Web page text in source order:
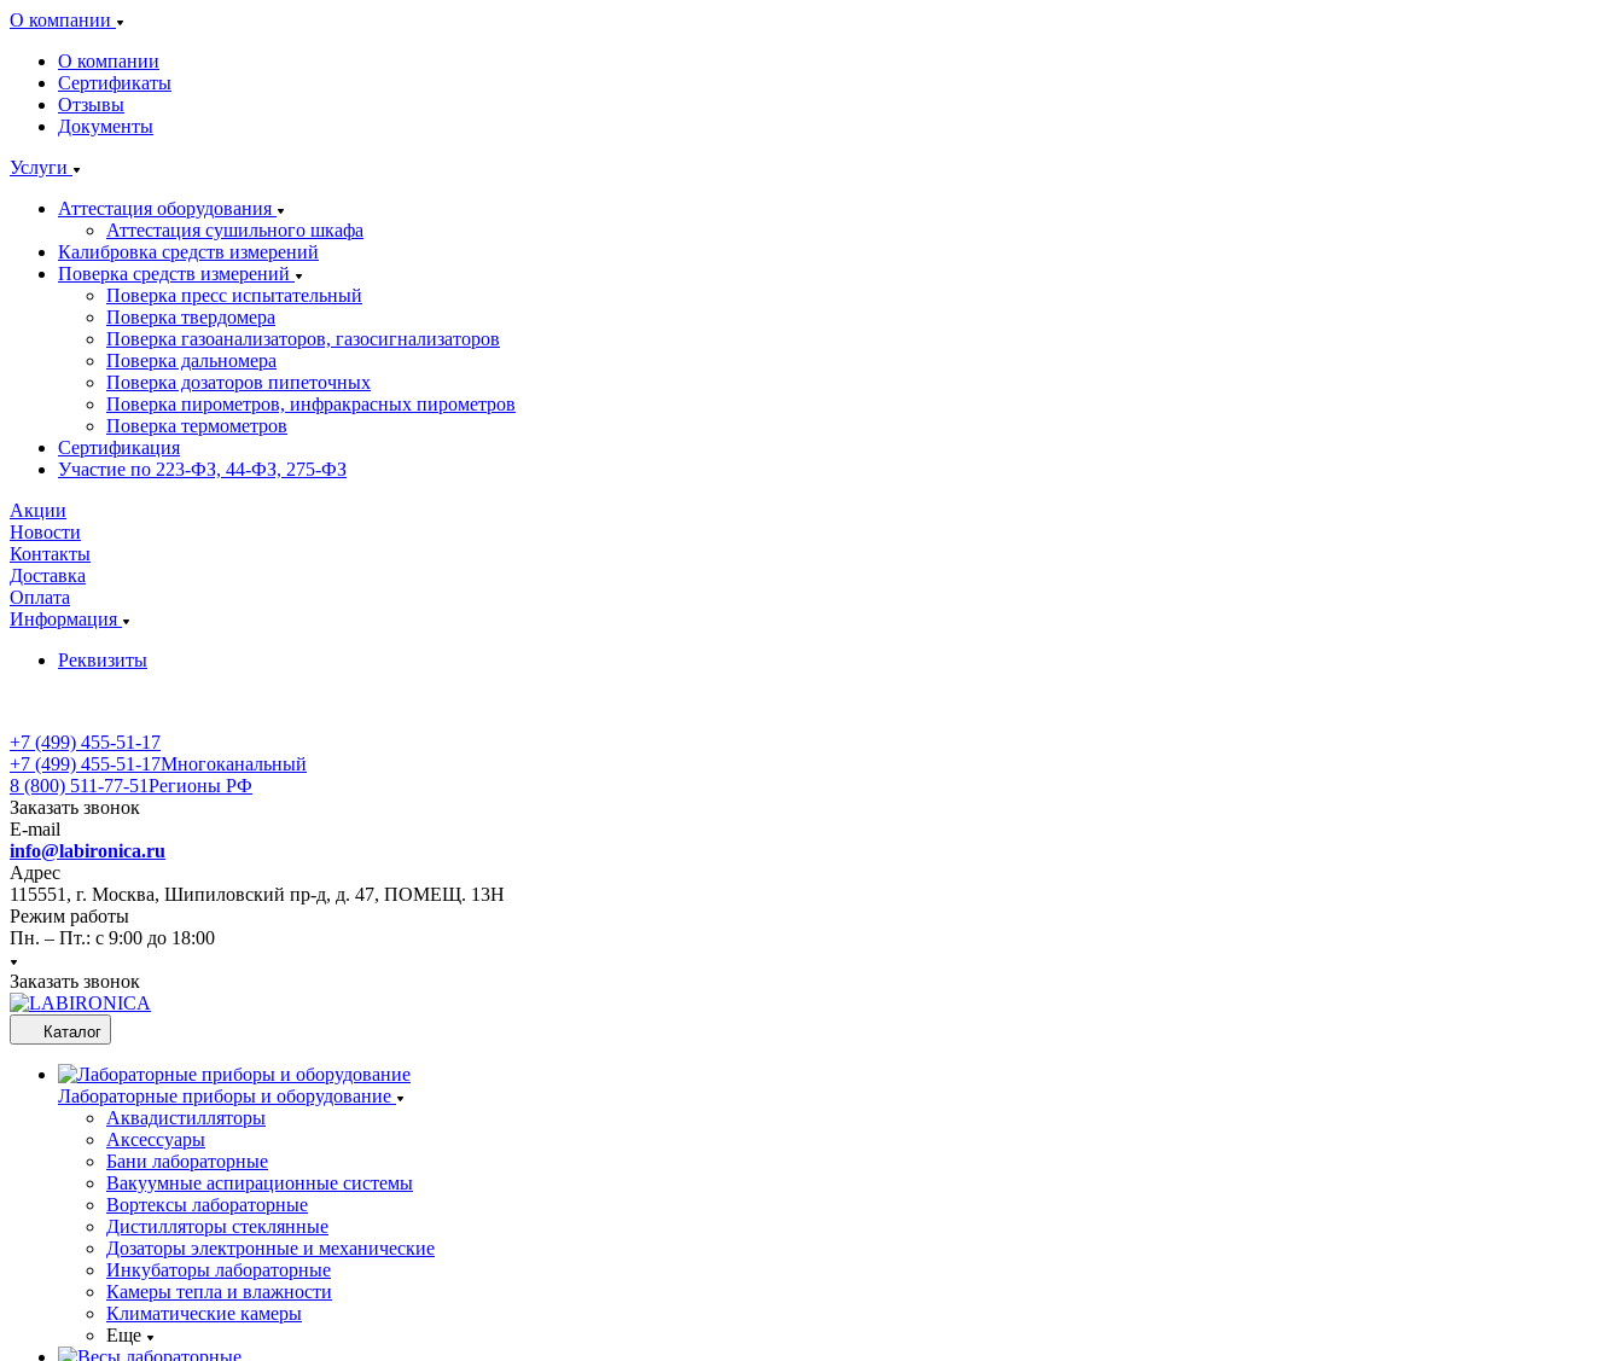
О компании
О компании
Сертификаты
Отзывы
Документы
Услуги
Аттестация оборудования
Аттестация сушильного шкафа
Калибровка средств измерений
Поверка средств измерений
Поверка пресс испытательный
Поверка твердомера
Поверка газоанализаторов, газосигнализаторов
Поверка дальномера
Поверка дозаторов пипеточных
Поверка пирометров, инфракрасных пирометров
Поверка термометров
Сертификация
Участие по 223-ФЗ, 44-ФЗ, 275-ФЗ
Акции
Новости
Контакты
Доставка
Оплата
Информация
Реквизиты
+7 (499) 455-51-17
+7 (499) 455-51-17Многоканальный
8 (800) 511-77-51Регионы РФ
Заказать звонок
E-mail
info@labironica.ru
Адрес
115551, г. Москва, Шипиловский пр-д, д. 47, ПОМЕЩ. 13Н
Режим работы
Пн. – Пт.: с 9:00 до 18:00
Заказать звонок
Каталог
Лабораторные приборы и оборудование
Аквадистилляторы
Аксессуары
Бани лабораторные
Вакуумные аспирационные системы
Вортексы лабораторные
Дистилляторы стеклянные
Дозаторы электронные и механические
Инкубаторы лабораторные
Камеры тепла и влажности
Климатические камеры
Еще